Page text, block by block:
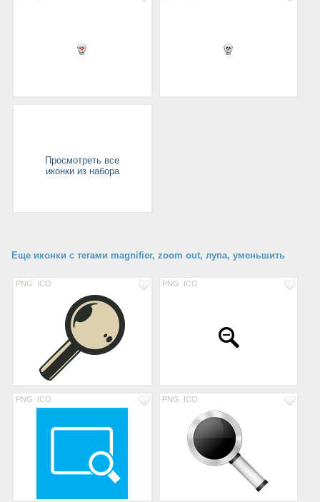
Просмотреть все
иконки из набора
Еще иконки с тегами magnifier, zoom out, лупа, уменьшить
PNG ICO PNG ICO
PNG ICO PNG ICO